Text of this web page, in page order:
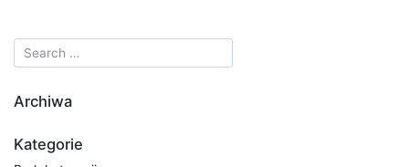
Archiwa
Kategorie